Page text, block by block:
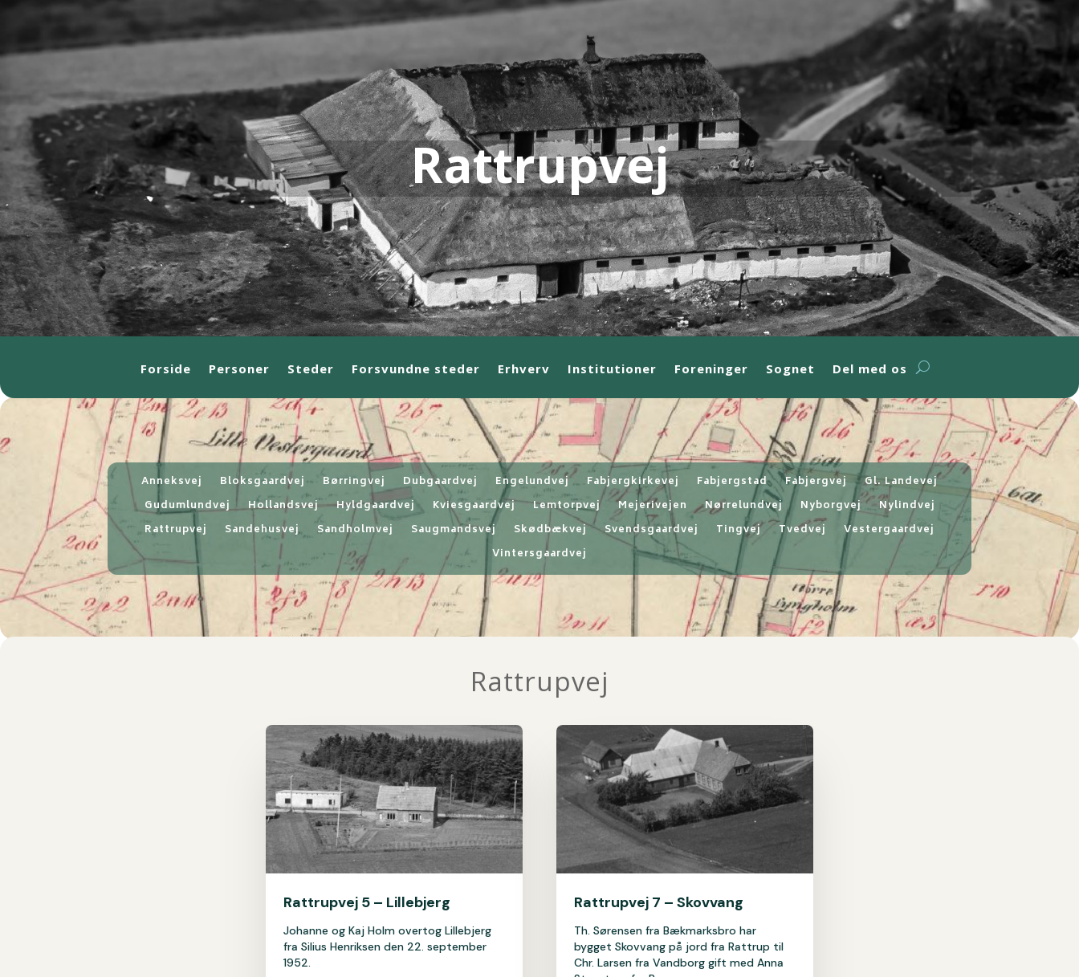
Rattrupvej
Forside Personer Steder Forsvundne steder Erhverv Institutioner Foreninger Sognet Del med os
Anneksvej Bloksgaardvej Børringvej Dubgaardvej Engelundvej Fabjergkirkevej Fabjergstad Fabjergvej
Gl. Landevej
Gudumlundvej
Hollandsvej Hyldgaardvej Kviesgaardvej Lemtorpvej Mejerivejen Nørrelundvej Nyborgvej
Nylindvej
Rattrupvej
Sandehusvej Sandholmvej Saugmandsvej Skødbækvej Svendsgaardvej Tingvej Tvedvej
Vestergaardvej
Vintersgaardvej
Rattrupvej
Rattrupvej 7 – Skovvang
Th. Sørensen fra Bækmarksbro har
bygget Skovvang på jord fra Rattrup til
Chr. Larsen fra Vandborg gift med Anna
Rattrupvej 5 – Lillebjerg
Johanne og Kaj Holm overtog Lillebjerg
fra Silius Henriksen den 22. september
1952.